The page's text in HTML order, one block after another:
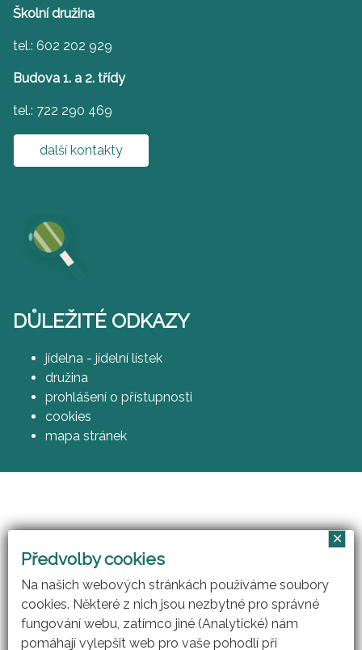
Školní družina
tel.: 602 202 929
Budova 1. a 2. třídy
tel.: 722 290 469
další kontakty
DŮLEŽITÉ ODKAZY
jídelna - jídelní lístek
družina
prohlášení o přístupnosti
cookies
mapa stránek
(CZ.1.07/1.3.00/51.0007)
Předvolby cookies
Na našich webových stránkách používáme soubory
cookies. Některé z nich jsou nezbytné pro správné
fungování webu, zatímco jiné (Analytické) nám
pomáhají vylepšit web pro vaše pohodlí při
✕